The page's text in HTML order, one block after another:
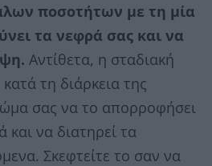
ποσοτήτων με τη μία
τα νεφρά σας και να
Αντίθετα, η σταδιακή
τη διάρκεια της
σας να το απορροφήσει
και να διατηρεί τα
Σκεφτείτε το σαν να